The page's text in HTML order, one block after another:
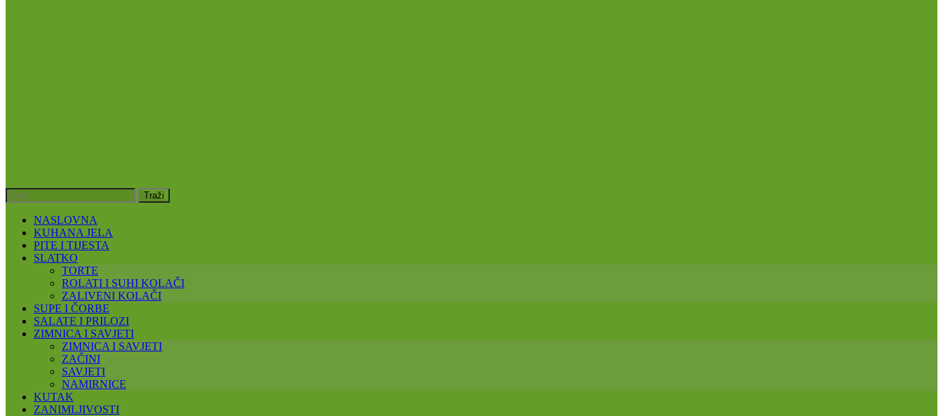
NASLOVNA
KUHANA JELA
PITE I TIJESTA
SLATKO
TORTE
ROLATI I SUHI KOLAČI
ZALIVENI KOLAČI
SUPE I ČORBE
SALATE I PRILOZI
ZIMNICA I SAVJETI
ZIMNICA I SAVJETI
ZAČINI
SAVJETI
NAMIRNICE
KUTAK
ZANIMLJIVOSTI